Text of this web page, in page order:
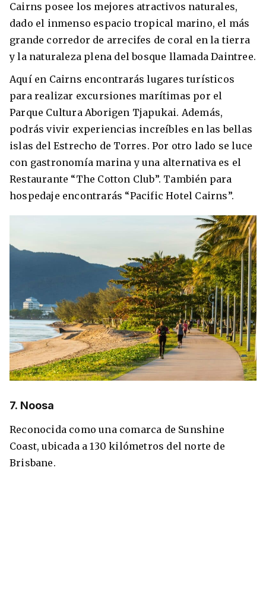
Cairns posee los mejores atractivos naturales,
dado el inmenso espacio tropical marino, el más
grande corredor de arrecifes de coral en la tierra
y la naturaleza plena del bosque llamada Daintree.
Aquí en Cairns encontrarás lugares turísticos
para realizar excursiones marítimas por el
Parque Cultura Aborigen Tjapukai. Además,
podrás vivir experiencias increíbles en las bellas
islas del Estrecho de Torres. Por otro lado se luce
con gastronomía marina y una alternativa es el
Restaurante “The Cotton Club”. También para
hospedaje encontrarás “Pacific Hotel Cairns”.
7. Noosa
Reconocida como una comarca de Sunshine
Coast, ubicada a 130 kilómetros del norte de
Brisbane.